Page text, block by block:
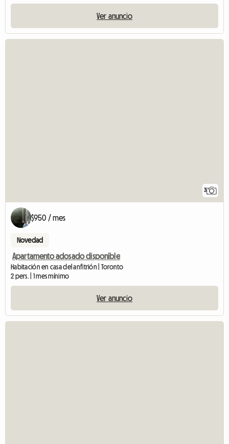
Ver anuncio
3
$950 / mes
Novedad
Apartamento adosado disponible
Habitación en casa del anfitrión | Toronto
2 pers. | 1 mes mínimo
Ver anuncio